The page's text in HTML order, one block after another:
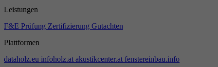
Leistungen
F&E Prüfung Zertifizierung Gutachten
Plattformen
dataholz.eu infoholz.at akustikcenter.at fenstereinbau.info